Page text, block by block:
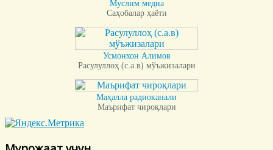
Муслим медиа
Саҳобалар ҳаёти
Усмонхон Алимов
Расулуллоҳ (с.а.в) мўъжизалари
Маҳалла радиоканали
Маърифат чироқлари